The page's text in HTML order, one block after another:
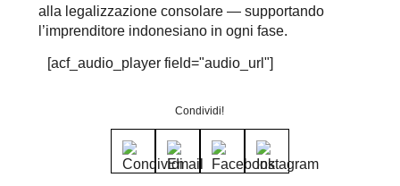
alla legalizzazione consolare — supportando
l’imprenditore indonesiano in ogni fase.
[acf_audio_player field="audio_url"]
Condividi!